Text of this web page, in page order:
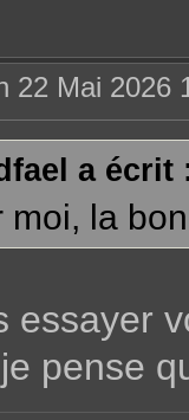
22 Mai 2026
a écrit
moi, la
essayer
pense